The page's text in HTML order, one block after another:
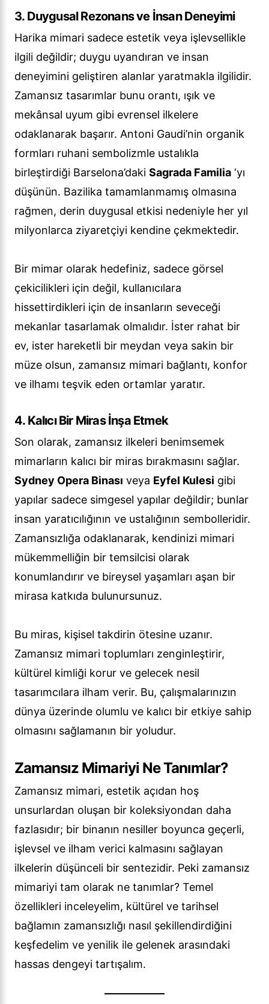
3. Duygusal Rezonans ve İnsan Deneyimi
Harika mimari sadece estetik veya işlevsellikle
ilgili değildir; duygu uyandıran ve insan
deneyimini geliştiren alanlar yaratmakla ilgilidir.
Zamansız tasarımlar bunu orantı, ışık ve
mekânsal uyum gibi evrensel ilkelere
odaklanarak başarır. Antoni Gaudi’nin organik
formları ruhani sembolizmle ustalıkla
birleştirdiği Barselona’daki Sagrada Familia ‘yı
düşünün. Bazilika tamamlanmamış olmasına
rağmen, derin duygusal etkisi nedeniyle her yıl
milyonlarca ziyaretçiyi kendine çekmektedir.
Bir mimar olarak hedefiniz, sadece görsel
çekicilikleri için değil, kullanıcılara
hissettirdikleri için de insanların seveceği
mekanlar tasarlamak olmalıdır. İster rahat bir
ev, ister hareketli bir meydan veya sakin bir
müze olsun, zamansız mimari bağlantı, konfor
ve ilhamı teşvik eden ortamlar yaratır.
4. Kalıcı Bir Miras İnşa Etmek
Son olarak, zamansız ilkeleri benimsemek
mimarların kalıcı bir miras bırakmasını sağlar.
Sydney Opera Binası veya Eyfel Kulesi gibi
yapılar sadece simgesel yapılar değildir; bunlar
insan yaratıcılığının ve ustalığının sembolleridir.
Zamansızlığa odaklanarak, kendinizi mimari
mükemmelliğin bir temsilcisi olarak
konumlandırır ve bireysel yaşamları aşan bir
mirasa katkıda bulunursunuz.
Bu miras, kişisel takdirin ötesine uzanır.
Zamansız mimari toplumları zenginleştirir,
kültürel kimliği korur ve gelecek nesil
tasarımcılara ilham verir. Bu, çalışmalarınızın
dünya üzerinde olumlu ve kalıcı bir etkiye sahip
olmasını sağlamanın bir yoludur.
Zamansız Mimariyi Ne Tanımlar?
Zamansız mimari, estetik açıdan hoş
unsurlardan oluşan bir koleksiyondan daha
fazlasıdır; bir binanın nesiller boyunca geçerli,
işlevsel ve ilham verici kalmasını sağlayan
ilkelerin düşünceli bir sentezidir. Peki zamansız
mimariyi tam olarak ne tanımlar? Temel
özellikleri inceleyelim, kültürel ve tarihsel
bağlamın zamansızlığı nasıl şekillendirdiğini
keşfedelim ve yenilik ile gelenek arasındaki
hassas dengeyi tartışalım.